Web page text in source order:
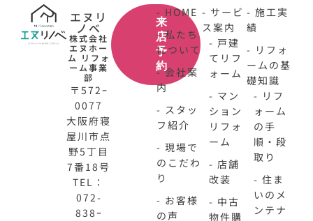
エヌリ
ノベ
株式会社
エヌホー
ム リフォ
ーム事業
部
〒572ｰ
0077
大阪府寝
屋川市点
野5丁目
7番18号
TEL：
072-
838ｰ
来
店
予
約
- HOME
- 私たち
について
- 会社案
内
- スタッ
フ紹介
- 現場で
のこだわ
り
- お客様
の声
- サービ
ス案内
- 戸建
てリフ
ォーム
- マン
ション
リフォ
ーム
- 店舗
改装
- 中古
物件購
- 施工実
績
- リフォ
ームの基
礎知識
- リフ
ォーム
の手
順・段
取り
- 住ま
いのメ
ンテナ